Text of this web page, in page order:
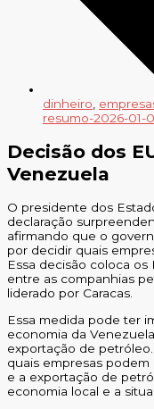
dinheiro,
resumo-2026-01-
Decisão dos
Venezuela
O presidente dos
declaração
afirmando que o
por decidir quais
Essa decisão coloca
entre as companhias
liderado por Caracas.
Essa medida pode ter
economia da
exportação de
quais empresas
e a exportação de
economia local e a